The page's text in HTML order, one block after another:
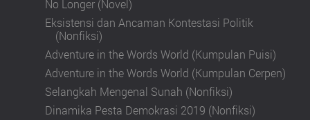
No Longer (Novel)
Eksistensi dan Ancaman Kontestasi Politik
(Nonfiksi)
Adventure in the Words World (Kumpulan Puisi)
Adventure in the Words World (Kumpulan Cerpen)
Selangkah Mengenal Sunah (Nonfiksi)
Dinamika Pesta Demokrasi 2019 (Nonfiksi)